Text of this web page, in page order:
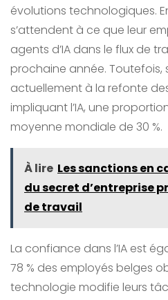
évolutions technologiques.
s’attendent à ce que leur
agents d’IA dans le flux de
prochaine année. Toutefois,
actuellement à la refonte
impliquant l’IA, une
moyenne mondiale de 30 %.
À lire Les sanctions en
du secret d’entreprise
de travail
La confiance dans l’IA est
78 % des employés belges
technologie modifie leurs